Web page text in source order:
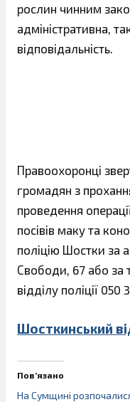
рослин чинним
адміністративна,
відповідальність.
Правоохоронці
громадян з
проведення
посівів маку та
поліцію Шостки за
Свободи, 67 або за
відділу поліції 050
Шосткинський
Пов’язано
На Сумщині